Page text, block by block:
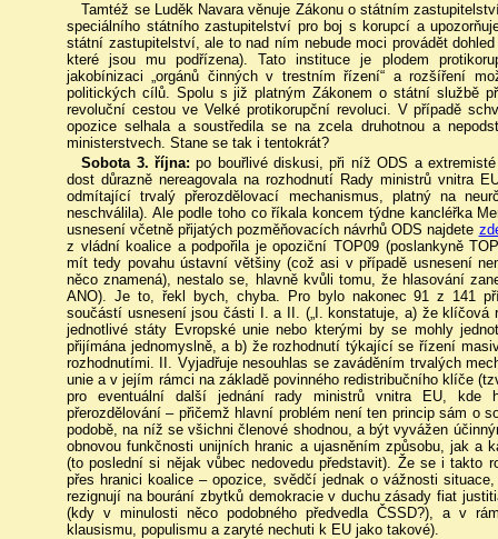
Tamtéž se Luděk Navara věnuje Zákonu o státním
speciálního státního zastupitelství pro boj s korupcí a
státní zastupitelství, ale to nad ním nebude moci provádět
které jsou mu podřízena). Tato instituce je plodem
jakobínizaci „orgánů činných v trestním řízení“ a rozšíření
politických cílů. Spolu s již platným Zákonem o státní službě
revoluční cestou ve Velké protikorupční revoluci. V případě
opozice selhala a soustředila se na zcela druhotnou a
ministerstvech. Stane se tak i tentokrát?
Sobota 3. října:po bouřlivé diskusi, při níž ODS a
dost důrazně nereagovala na rozhodnutí Rady ministrů vnitra
odmítající trvalý přerozdělovací mechanismus, platný na
neschválila). Ale podle toho co říkala koncem týdne kancléřka
usnesení včetně přijatých pozměňovacích návrhů ODS najdete
z vládní koalice a podpořila je opoziční TOP09 (poslankyně
mít tedy povahu ústavní většiny (což asi v případě usnesení
něco znamená), nestalo se, hlavně kvůli tomu, že hlasování
ANO). Je to, řekl bych, chyba. Pro bylo nakonec 91 z 141
součástí usnesení jsou části I. a II. („I. konstatuje, a) že klíčová
jednotlivé státy Evropské unie nebo kterými by se mohly
přijímána jednomyslně, a b) že rozhodnutí týkající se řízení
rozhodnutími. II. Vyjadřuje nesouhlas se zaváděním trvalých
unie a v jejím rámci na základě povinného redistribučního klíče
pro eventuální další jednání rady ministrů vnitra EU, kde
přerozdělování – přičemž hlavní problém není ten princip sám o
podobě, na níž se všichni členové shodnou, a být vyvážen
obnovou funkčnosti unijních hranic a ujasněním způsobu, jak a
(to poslední si nějak vůbec nedovedu představit). Že se i takto
přes hranici koalice – opozice, svědčí jednak o vážnosti
rezignují na bourání zbytků demokracie v duchu zásady fiat
(kdy v minulosti něco podobného předvedla ČSSD?), a v
klausismu, populismu a zaryté nechuti k EU jako takové).